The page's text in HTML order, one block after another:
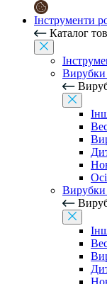
Інструменти
Каталог
Вирубки
Вирубки